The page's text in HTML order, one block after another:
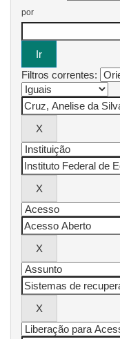
por
Filtros correntes: